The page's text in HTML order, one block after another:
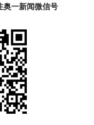
奥一新闻微信号